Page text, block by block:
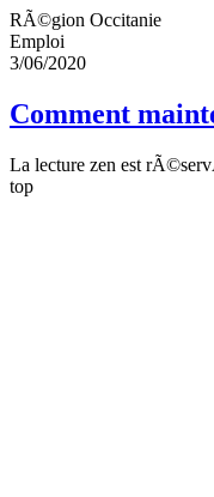
RÃ©gion Occitanie
Emploi
3/06/2020
Comment
La lecture zen est
top